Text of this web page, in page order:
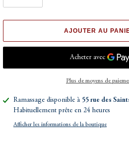
AJOUTER AU
Plus de moyens de
Ajout
produit
Ramassage disponible à 55 rue des
Habituellement prête en 24 heures
Afficher les informations de la boutique